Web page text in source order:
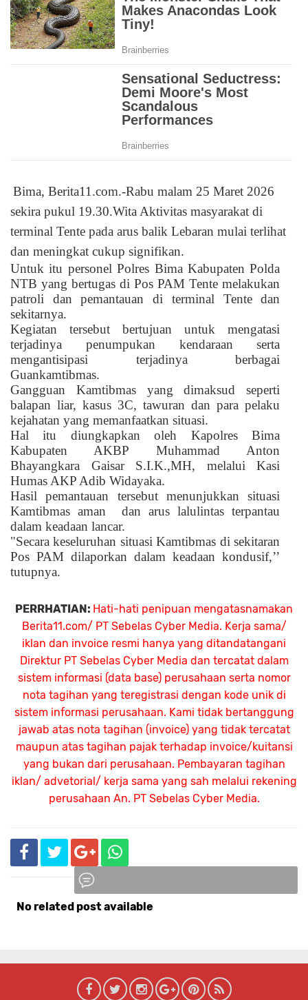
Bima, Berita11.com.-Rabu malam 25 Maret 2026
sekira pukul 19.30.Wita Aktivitas masyarakat di
terminal Tente pada arus balik Lebaran mulai terlihat
dan meningkat cukup signifikan.
Untuk itu personel Polres Bima Kabupaten Polda
NTB yang bertugas di Pos PAM Tente melakukan
patroli dan pemantauan di terminal Tente dan
sekitarnya.
Kegiatan tersebut bertujuan untuk mengatasi
terjadinya penumpukan kendaraan serta
mengantisipasi terjadinya berbagai
Guankamtibmas.
Gangguan Kamtibmas yang dimaksud seperti
balapan liar, kasus 3C, tawuran dan para pelaku
kejahatan yang memanfaatkan situasi.
Hal itu diungkapkan oleh Kapolres Bima
Kabupaten AKBP Muhammad Anton
Bhayangkara Gaisar S.I.K.,MH, melalui Kasi
Humas AKP Adib Widayaka.
Hasil pemantauan tersebut menunjukkan situasi
Kamtibmas aman
dan arus lalulintas terpantau
dalam keadaan lancar.
"Secara keseluruhan situasi Kamtibmas di sekitaran
Pos PAM dilaporkan dalam keadaan kondusif,’’
tutupnya.
PERRHATIAN: Hati-hati penipuan mengatasnamakan
Berita11.com/ PT Sebelas Cyber Media. Kerja sama/
iklan dan invoice resmi hanya yang ditandatangani
Direktur PT Sebelas Cyber Media dan tercatat dalam
sistem informasi (data base) perusahaan serta nomor
nota tagihan yang teregistrasi dengan kode unik di
sistem informasi perusahaan. Kami tidak bertanggung
jawab atas nota tagihan (invoice) yang tidak tercatat
maupun atas tagihan pajak terhadap invoice/kuitansi
yang bukan dari perusahaan. Pembayaran tagihan
iklan/ advetorial/ kerja sama yang sah melalui rekening
perusahaan An. PT Sebelas Cyber Media.
No related post available